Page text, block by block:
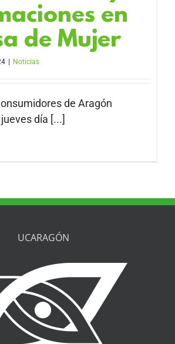
en
de Mujer
Noticias
de Aragón
día [...]
UCARAGÓN